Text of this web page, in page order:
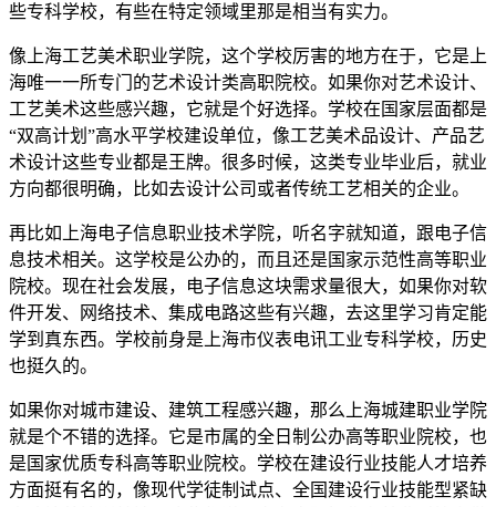
些专科学校，有些在特定领域里那是相当有实力。
像上海工艺美术职业学院，这个学校厉害的地方在于，它是上
海唯一一所专门的艺术设计类高职院校。如果你对艺术设计、
工艺美术这些感兴趣，它就是个好选择。学校在国家层面都是
“双高计划”高水平学校建设单位，像工艺美术品设计、产品艺
术设计这些专业都是王牌。很多时候，这类专业毕业后，就业
方向都很明确，比如去设计公司或者传统工艺相关的企业。
再比如上海电子信息职业技术学院，听名字就知道，跟电子信
息技术相关。这学校是公办的，而且还是国家示范性高等职业
院校。现在社会发展，电子信息这块需求量很大，如果你对软
件开发、网络技术、集成电路这些有兴趣，去这里学习肯定能
学到真东西。学校前身是上海市仪表电讯工业专科学校，历史
也挺久的。
如果你对城市建设、建筑工程感兴趣，那么上海城建职业学院
就是个不错的选择。它是市属的全日制公办高等职业院校，也
是国家优质专科高等职业院校。学校在建设行业技能人才培养
方面挺有名的，像现代学徒制试点、全国建设行业技能型紧缺